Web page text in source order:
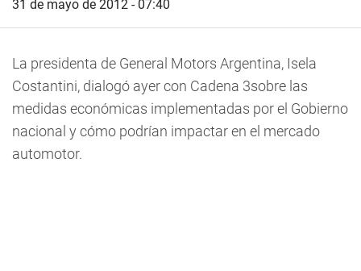
31 de mayo de 2012 - 07:40
La presidenta de General Motors Argentina, Isela
Costantini, dialogó ayer con Cadena 3sobre las
medidas económicas implementadas por el Gobierno
nacional y cómo podrían impactar en el mercado
automotor.